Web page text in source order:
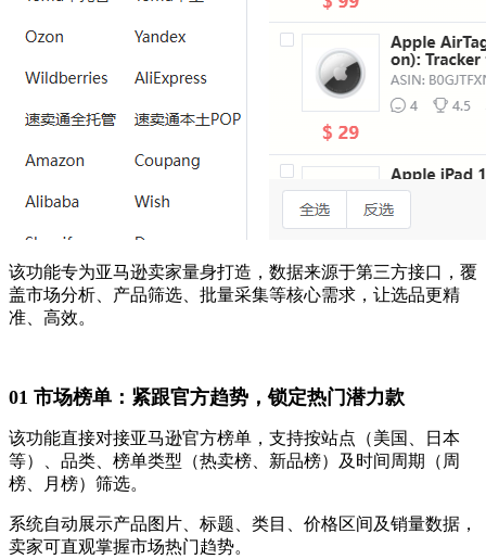
该功能专为亚马逊卖家量身打造，数据来源于第三方接口，覆
盖市场分析、产品筛选、批量采集等核心需求，让选品更精
准、高效。
01 市场榜单：紧跟官方趋势，锁定热门潜力款
该功能直接对接亚马逊官方榜单，支持按站点（美国、日本
等）、品类、榜单类型（热卖榜、新品榜）及时间周期（周
榜、月榜）筛选。
系统自动展示产品图片、标题、类目、价格区间及销量数据，
卖家可直观掌握市场热门趋势。